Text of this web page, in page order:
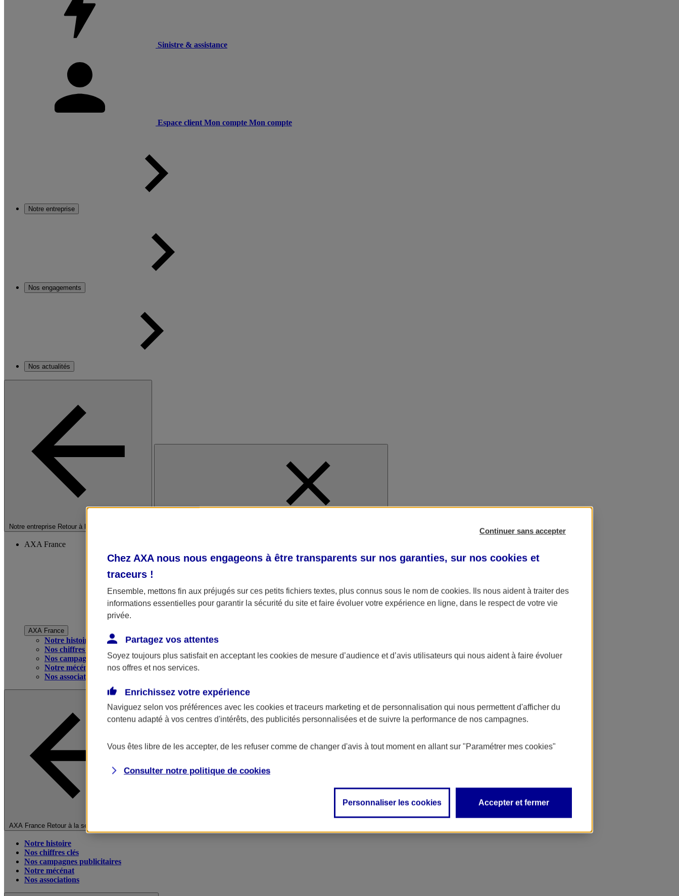
Sinistre & assistance
Espace client Mon compte Mon compte
Notre entreprise
Nos engagements
Nos actualités
Notre entreprise Retour à la section précédente
AXA France
AXA France
Notre histoire
Nos chiffres clés
Nos campagnes publicitaires
Notre mécénat
Nos associations
AXA France Retour à la section précédente
Notre histoire
Nos chiffres clés
Nos campagnes publicitaires
Notre mécénat
Nos associations
Continuer sans accepter
Chez AXA nous nous engageons à être transparents sur nos garanties, sur nos cookies et
traceurs !
Ensemble, mettons fin aux préjugés sur ces petits fichiers textes, plus connus sous le nom de cookies. Ils nous aident à traiter des
informations essentielles pour garantir la sécurité du site et faire évoluer votre expérience en ligne, dans le respect de votre vie
privée.
Partagez vos attentes
Soyez toujours plus satisfait en acceptant les cookies de mesure d’audience et d’avis utilisateurs qui nous aident à faire évoluer
nos offres et nos services.
Enrichissez votre expérience
Naviguez selon vos préférences avec les cookies et traceurs marketing et de personnalisation qui nous permettent d'afficher du
contenu adapté à vos centres d'intérêts, des publicités personnalisées et de suivre la performance de nos campagnes.
Vous êtes libre de les accepter, de les refuser comme de changer d'avis à tout moment en allant sur "Paramétrer mes cookies"
Consulter notre politique de cookies
Personnaliser les cookies Accepter et fermer